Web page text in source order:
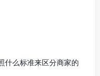
什么标准来区分商家的